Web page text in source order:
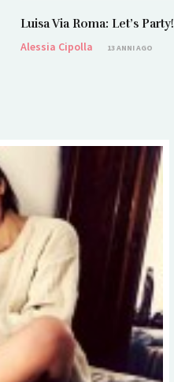
Luisa Via Roma: Let’s Party!
Alessia Cipolla
13 ANNI AGO